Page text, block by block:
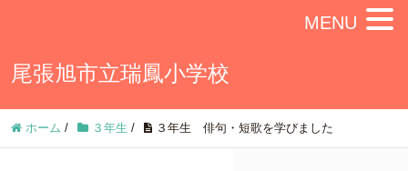
尾張旭市立瑞鳳小学校
ホーム / ３年生 / ３年生 俳句・短歌を学びました
MENU